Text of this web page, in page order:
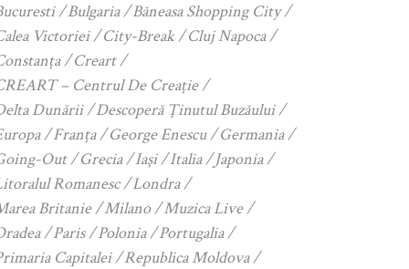
Bulgaria
Băneasa Shopping City
Victoriei
City-Break
Cluj Napoca
Creart
– Centrul De Creație
Dunării
Descoperă Ținutul Buzăului
Franța George Enescu
Germania
Out
Grecia Iași Italia
Japonia
Romanesc
Londra
Britanie
Milano
Muzica Live
Paris Polonia
Portugalia
Capitalei
Republica Moldova